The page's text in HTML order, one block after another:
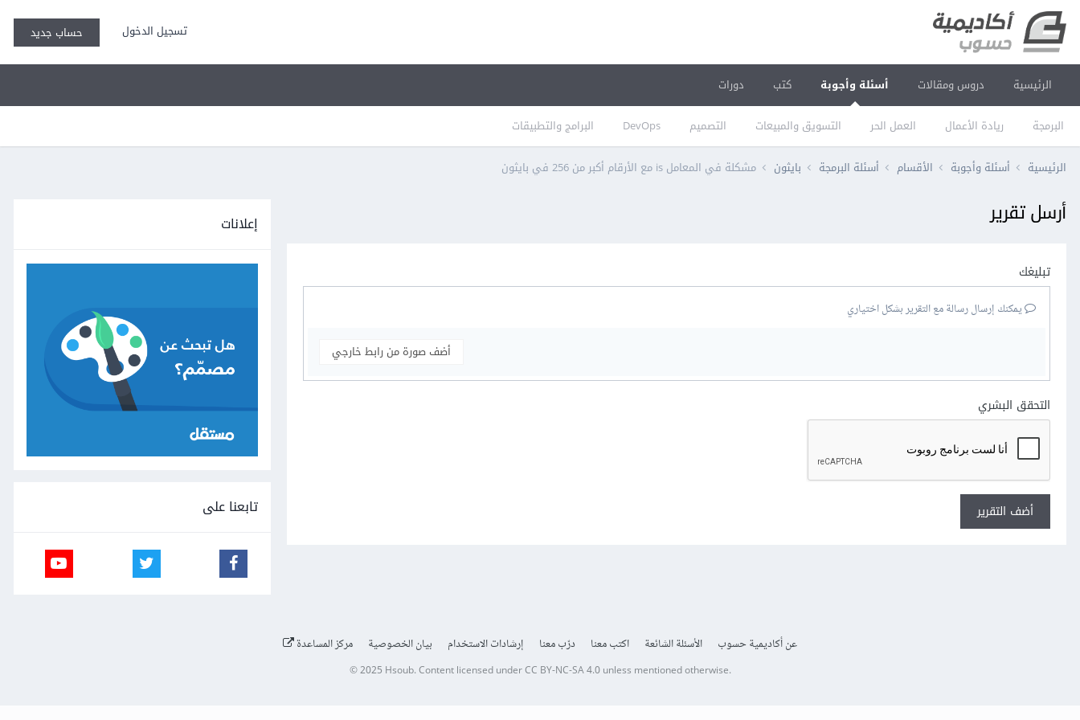
تسجيل الدخول حساب جديد
الرئيسية دروس ومقالات أسئلة وأجوبة
البرمجة ريادة الأعمال العمل الحر التسويق والمبيعات التصميم DevOps البرامج والتطبيقات
كتب دورات
الرئيسية أسئلة وأجوبة الأقسام أسئلة البرمجة بايثون مشكلة في المعامل is مع الأرقام أكبر من 256 في بايثون
أرسل تقرير
تبليغك
يمكنك إرسال رسالة مع التقرير بشكل اختياري
أضف صورة من رابط خارجي
التحقق البشري
أضف التقرير
إعلانات
تابعنا على
عن أكاديمية حسوب الأسئلة الشائعة اكتب معنا درّب معنا إرشادات الاستخدام بيان الخصوصية مركز المساعدة
© 2025 Hsoub.Content licensed underCC BY-NC-SA 4.0unless mentioned otherwise.